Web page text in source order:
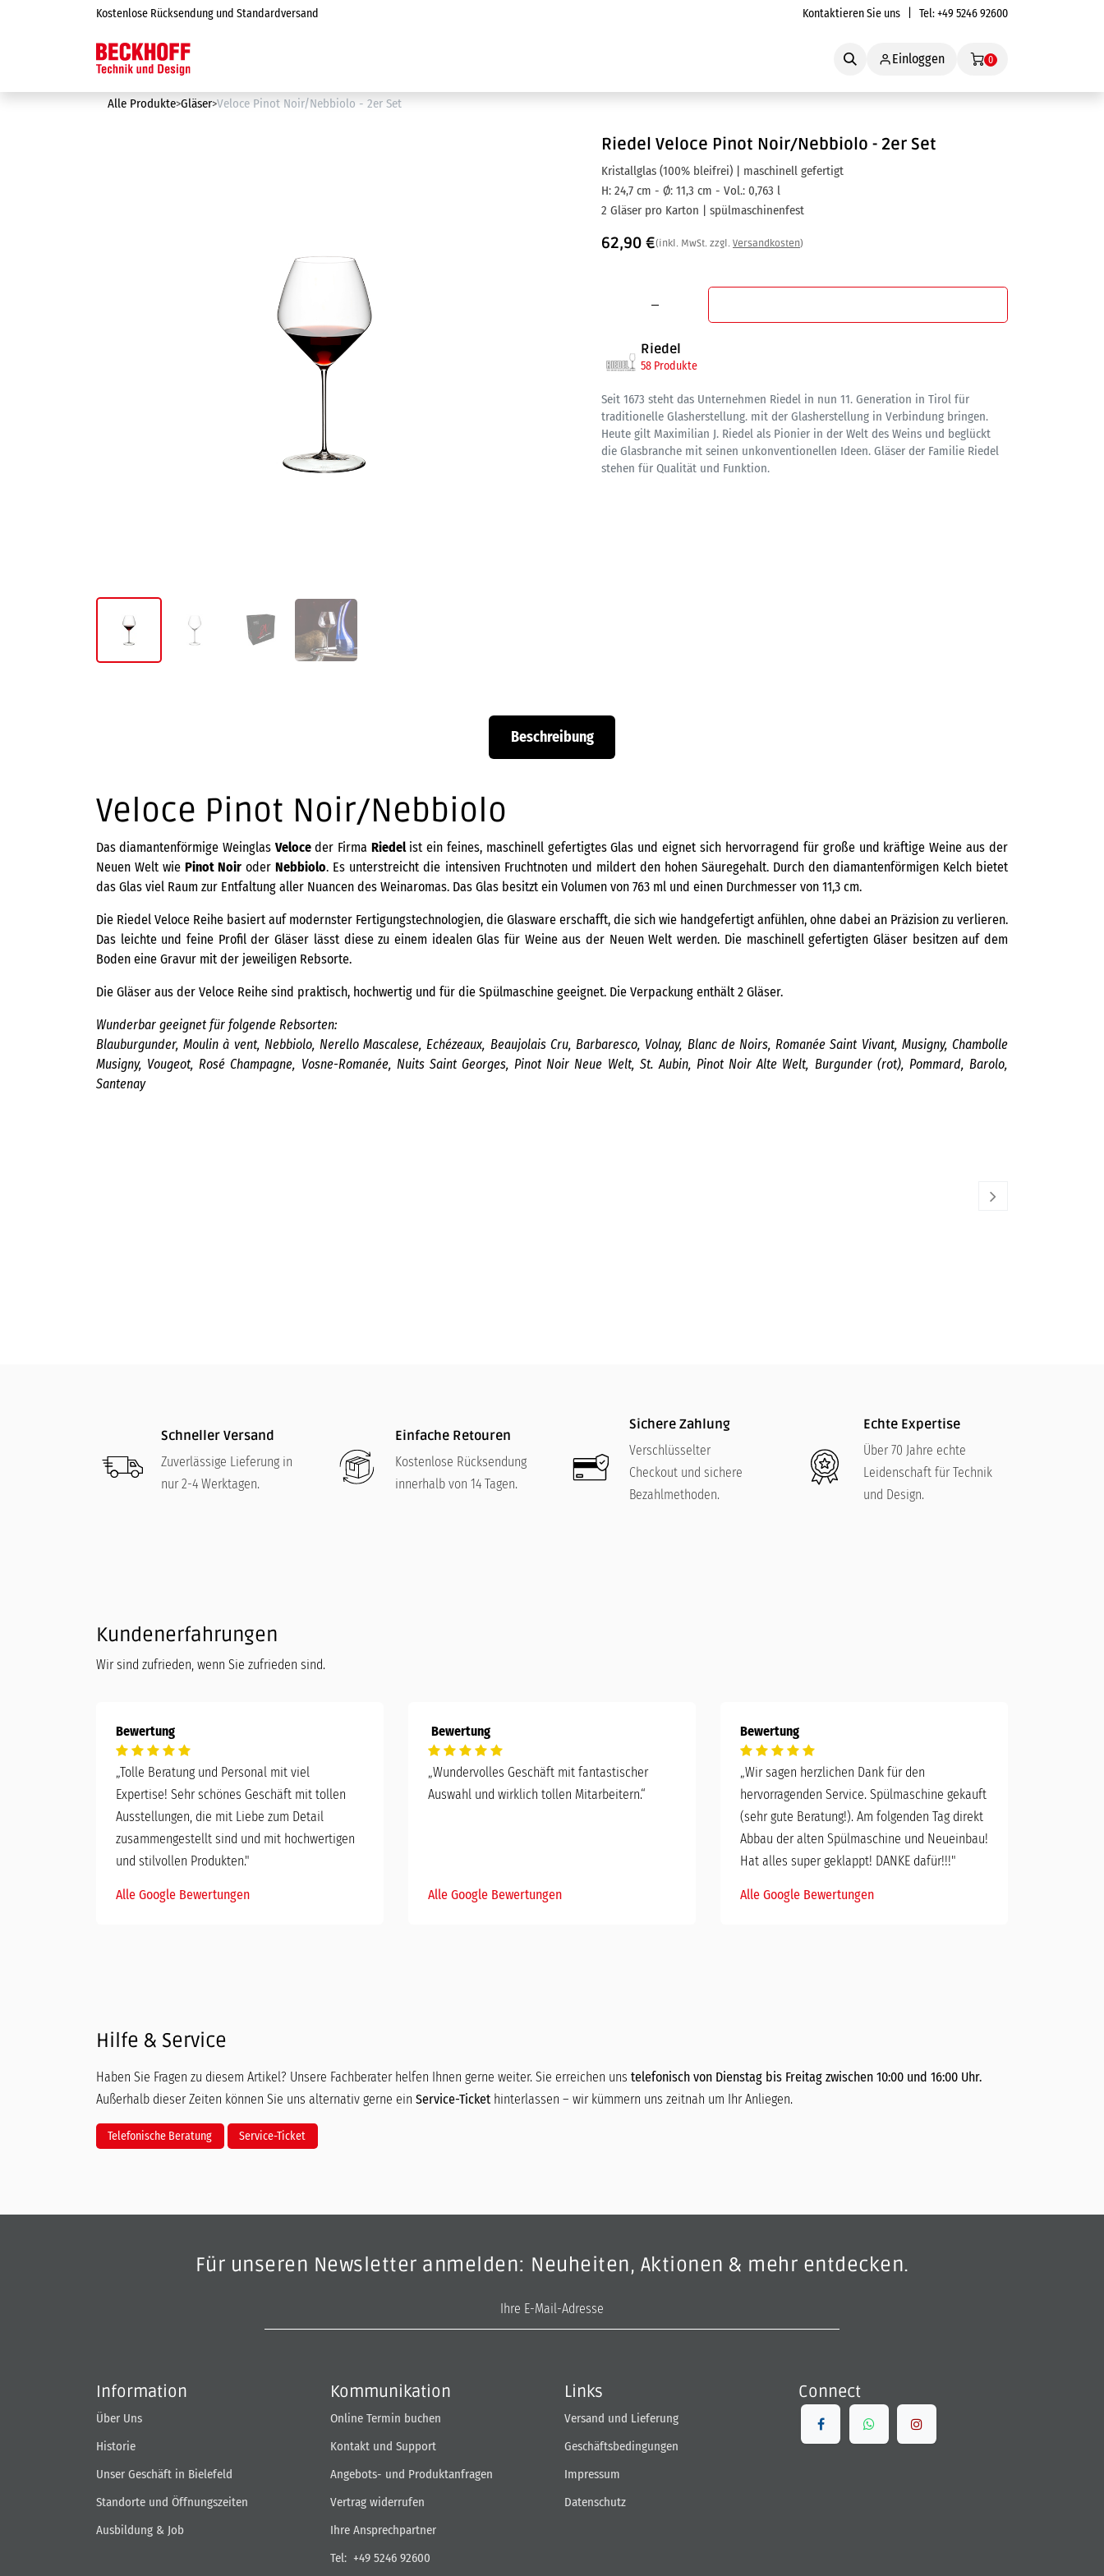
Zum Inhalt springenKostenlose Rücksendung und Standardversand Kontaktieren Sie uns | Tel:+49 5246 92600
Einloggen 0
Alle Produkte Gläser Veloce Pinot Noir/Nebbiolo - 2er Set
Riedel Veloce Pinot Noir/Nebbiolo - 2er Set
Kristallglas (100% bleifrei) | maschinell gefertigt
H: 24,7 cm - Ø: 11,3 cm - Vol.: 0,763 l
2 Gläser pro Karton | spülmaschinenfest
62,90 €(inkl. MwSt. zzgl. Versandkosten)
Riedel
58 Produkte
Seit 1673 steht das Unternehmen Riedel in nun 11. Generation in Tirol für
traditionelle Glasherstellung. mit der Glasherstellung in Verbindung bringen.
Heute gilt Maximilian J. Riedel als Pionier in der Welt des Weins und beglückt
die Glasbranche mit seinen unkonventionellen Ideen. Gläser der Familie Riedel
stehen für Qualität und Funktion.
Beschreibung
Veloce Pinot Noir/Nebbiolo
Das diamantenförmige Weinglas Veloceder FirmaRiedel ist ein feines, maschinell gefertigtes Glas und eignet sich hervorragend für große und kräftige Weine aus der
Neuen Welt wiePinot Noir oderNebbiolo. Es unterstreicht die intensiven Fruchtnoten und mildert den hohen Säuregehalt. Durch den diamantenförmigen Kelch bietet
das Glas viel Raum zur Entfaltung aller Nuancen des Weinaromas. Das Glas besitzt ein Volumen von 763 ml und einen Durchmesser von 11,3 cm.
Die Riedel Veloce Reihe basiert auf modernster Fertigungstechnologien, die Glasware erschafft, die sich wie handgefertigt anfühlen, ohne dabei an Präzision zu verlieren.
Das leichte und feine Profil der Gläser lässt diese zu einem idealen Glas für Weine aus der Neuen Welt werden. Die maschinell gefertigten Gläser besitzen auf dem
Boden eine Gravur mit der jeweiligen Rebsorte.
Die Gläser aus der Veloce Reihe sind praktisch, hochwertig und für die Spülmaschine geeignet. Die Verpackung enthält 2 Gläser.
Wunderbar geeignet für folgende Rebsorten:
Blauburgunder, Moulin à vent, Nebbiolo, Nerello Mascalese, Echézeaux, Beaujolais Cru, Barbaresco, Volnay, Blanc de Noirs, Romanée Saint Vivant, Musigny, Chambolle
Musigny, Vougeot, Rosé Champagne, Vosne-Romanée, Nuits Saint Georges, Pinot Noir Neue Welt, St. Aubin, Pinot Noir Alte Welt, Burgunder (rot), Pommard, Barolo,
Santenay
Schneller Versand
Zuverlässige Lieferung in
nur 2-4 Werktagen.
Einfache Retouren
Kostenlose Rücksendung
innerhalb von 14 Tagen.
Sichere Zahlung
Verschlüsselter
Checkout und sichere
Bezahlmethoden.
Echte Expertise
Über 70 Jahre echte
Leidenschaft für Technik
und Design.
Kundenerfahrungen
Wir sind zufrieden, wenn Sie zufrieden sind.
Bewertung
„Tolle Beratung und Personal mit viel
Expertise! Sehr schönes Geschäft mit tollen
Ausstellungen, die mit Liebe zum Detail
zusammengestellt sind und mit hochwertigen
und stilvollen Produkten."
Alle Google Bewertungen
Bewertung
„Wundervolles Geschäft mit fantastischer
Auswahl und wirklich tollen Mitarbeitern.“
Alle Google Bewertungen
Bewertung
„Wir sagen herzlichen Dank für den
hervorragenden Service. Spülmaschine gekauft
(sehr gute Beratung!). Am folgenden Tag direkt
Abbau der alten Spülmaschine und Neueinbau!
Hat alles super geklappt! DANKE dafür!!!"
Alle Google Bewertungen
Hilfe & Service
Haben Sie Fragen zu diesem Artikel? Unsere Fachberater helfen Ihnen gerne weiter. Sie erreichen uns telefonisch von Dienstag bis Freitag zwischen 10:00 und 16:00 Uhr.
Außerhalb dieser Zeiten können Sie uns alternativ gerne ein Service-Ticket hinterlassen – wir kümmern uns zeitnah um Ihr Anliegen.
Telefonische Beratung Service-Ticket
Für unseren Newsletter anmelden: Neuheiten, Aktionen & mehr entdecken.
Information
Über Uns
Historie
Unser Geschäft in Bielefeld
Standorte und Öffnungszeiten
Ausbildung & Job
Kommunikation
Online Termin buchen
Kontakt und Support
Angebots- und Produktanfragen
Vertrag widerrufen
Ihre Ansprechpartner
Tel: +49 5246 92600
Links
Versand und Lieferung
Geschäftsbedingungen
Impressum
Datenschutz
Connect